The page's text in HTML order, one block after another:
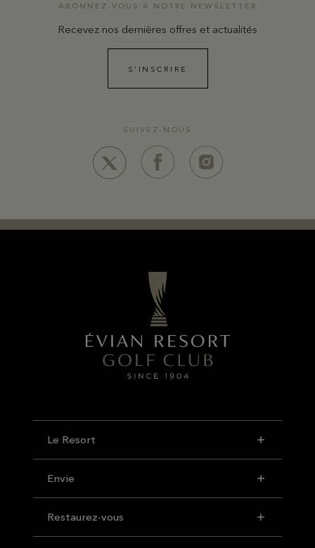
ABONNEZ-VOUS À NOTRE NEWSLETTER
Recevez nos dernières offres et actualités
S'INSCRIRE
SUIVEZ-NOUS
Le Resort
Envie
Restaurez-vous